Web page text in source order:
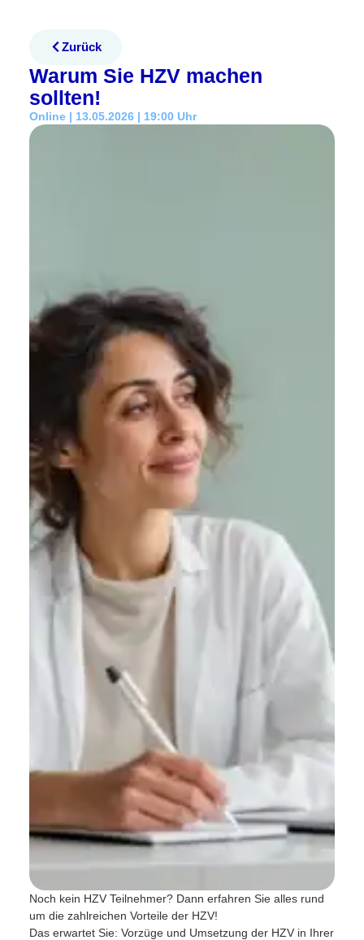
Zurück
Warum Sie HZV machen
sollten!
Online | 13.05.2026 | 19:00 Uhr
Noch kein HZV Teilnehmer? Dann erfahren Sie alles rund
um die zahlreichen Vorteile der HZV!
Das erwartet Sie: Vorzüge und Umsetzung der HZV in Ihrer